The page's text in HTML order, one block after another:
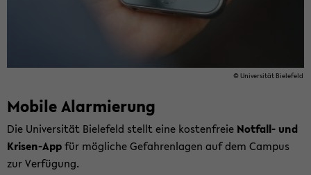
© Uni­ver­si­tät Bie­le­feld
Mo­bi­le Alar­mie­rung
Die Uni­ver­si­tät Bie­le­feld stellt eine kos­ten­freie Notfall-​ und
Krisen-​Appfür mög­li­che Ge­fah­ren­la­gen auf dem Cam­pus
zur Ver­fü­gung.